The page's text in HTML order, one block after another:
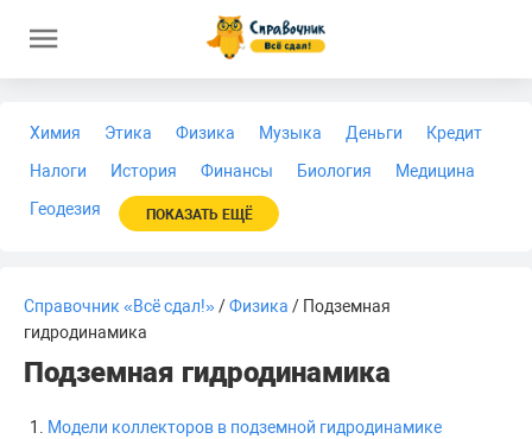
Химия Этика Физика Музыка Деньги
Кредит
Налоги
История Финансы Биология
Медицина
Геодезия
ПОКАЗАТЬ ЕЩЁ
Справочник «Всё сдал!»/Физика / Подземная
гидродинамика
Подземная гидродинамика
Модели коллекторов в подземной гидродинамике